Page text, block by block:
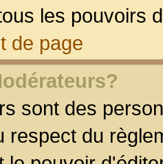
les pouvoirs
de page
sont des
respect du